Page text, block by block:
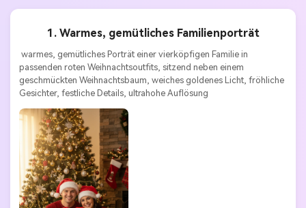
1. Warmes, gemütliches Familienporträt
warmes, gemütliches Porträt einer vierköpfigen Familie in
passenden roten Weihnachtsoutfits, sitzend neben einem
geschmückten Weihnachtsbaum, weiches goldenes Licht, fröhliche